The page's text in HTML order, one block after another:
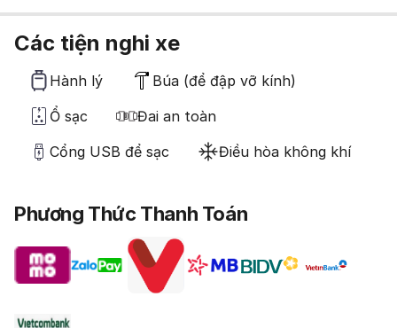
Các tiện nghi xe
Hành lý
Búa (để đập vỡ kính)
Ổ sạc
Đai an toàn
Cổng USB để sạc
Điều hòa không khí
Phương Thức Thanh Toán